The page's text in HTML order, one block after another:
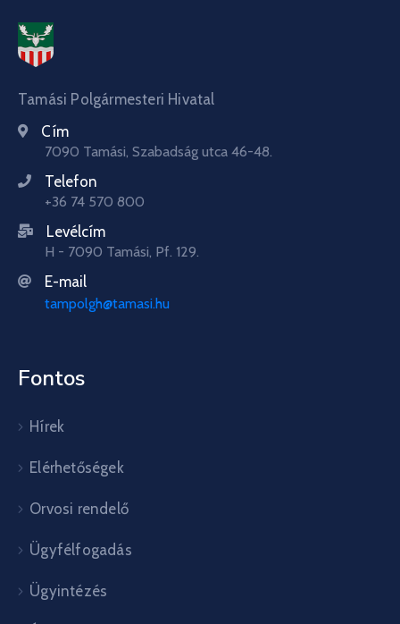
Tamási Polgármesteri Hivatal
Cím
7090 Tamási, Szabadság utca 46-48.
Telefon
+36 74 570 800
Levélcím
H - 7090 Tamási, Pf. 129.
E-mail
tampolgh@tamasi.hu
Fontos
Hírek
Elérhetőségek
Orvosi rendelő
Ügyfélfogadás
Ügyintézés